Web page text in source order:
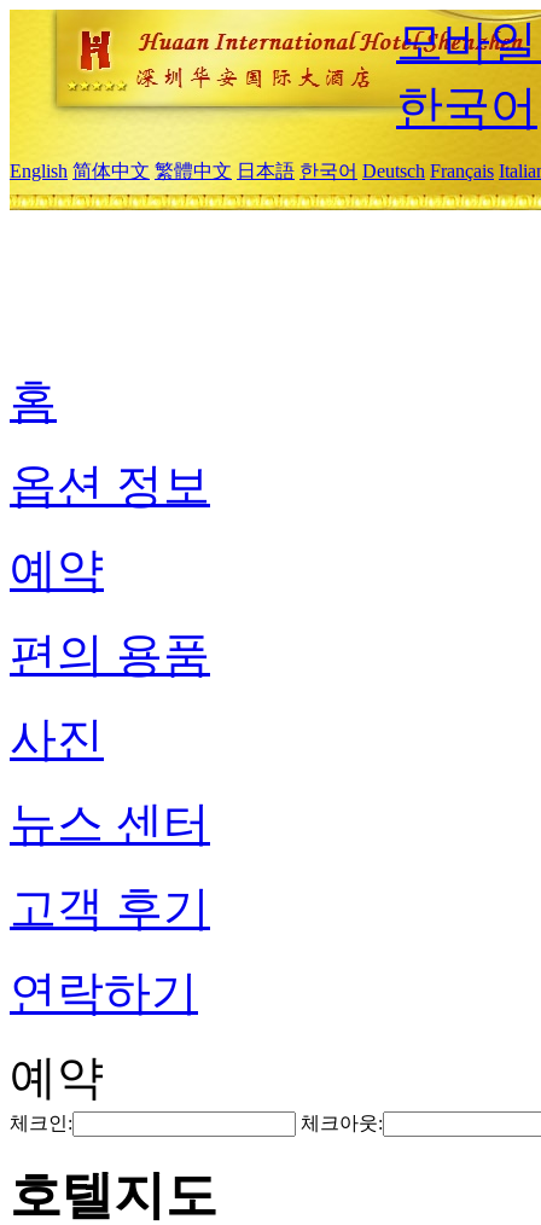
모바
한국어
English 简体中文 繁體中文 日本語 한국어 Deutsch Français
홈
옵션 정보
예약
편의 용품
사진
뉴스 센터
고객 후기
연락하기
예약
체크인: 체크아웃:
호텔지도